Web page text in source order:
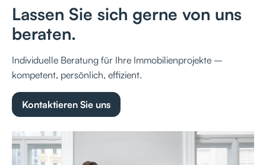
Lassen Sie sich gerne von uns
beraten.
Individuelle Beratung für Ihre Immobilienprojekte –
kompetent, persönlich, effizient.
Kontaktieren Sie uns